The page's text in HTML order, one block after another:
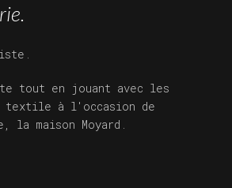
tout en jouant avec les
textile à l'occasion de
la maison Moyard.